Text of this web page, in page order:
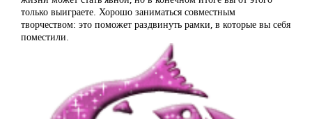
только выиграете. Хорошо заниматься совместным
творчеством: это поможет раздвинуть рамки, в которые вы себя
поместили.